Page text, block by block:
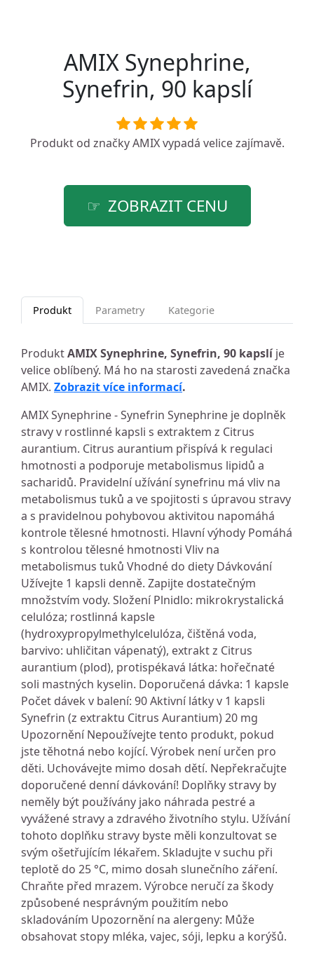
AMIX Synephrine,
Synefrin, 90 kapslí
Produkt od značkyAMIXvypadá velice zajímavě.
ZOBRAZIT CENU
Produkt Parametry Kategorie
ProduktAMIX Synephrine, Synefrin, 90 kapslíje
velice oblíbený. Má ho na starosti zavedená značka
AMIX. Zobrazit více informací.
AMIX Synephrine - Synefrin Synephrine je doplněk
stravy v rostlinné kapsli s extraktem z Citrus
aurantium. Citrus aurantium přispívá k regulaci
hmotnosti a podporuje metabolismus lipidů a
sacharidů. Pravidelní užívání synefrinu má vliv na
metabolismus tuků a ve spojitosti s úpravou stravy
a s pravidelnou pohybovou aktivitou napomáhá
kontrole tělesné hmotnosti. Hlavní výhody Pomáhá
s kontrolou tělesné hmotnosti Vliv na
metabolismus tuků Vhodné do diety Dávkování
Užívejte 1 kapsli denně. Zapijte dostatečným
množstvím vody. Složení Plnidlo: mikrokrystalická
celulóza; rostlinná kapsle
(hydroxypropylmethylcelulóza, čištěná voda,
barvivo: uhličitan vápenatý), extrakt z Citrus
aurantium (plod), protispékavá látka: hořečnaté
soli mastných kyselin. Doporučená dávka: 1 kapsle
Počet dávek v balení: 90 Aktivní látky v 1 kapsli
Synefrin (z extraktu Citrus Aurantium) 20 mg
Upozornění Nepoužívejte tento produkt, pokud
jste těhotná nebo kojící. Výrobek není určen pro
děti. Uchovávejte mimo dosah dětí. Nepřekračujte
doporučené denní dávkování! Doplňky stravy by
neměly být používány jako náhrada pestré a
vyvážené stravy a zdravého životního stylu. Užívání
tohoto doplňku stravy byste měli konzultovat se
svým ošetřujícím lékařem. Skladujte v suchu při
teplotě do 25 °C, mimo dosah slunečního záření.
Chraňte před mrazem. Výrobce neručí za škody
způsobené nesprávným použitím nebo
skladováním Upozornění na alergeny: Může
obsahovat stopy mléka, vajec, sóji, lepku a korýšů.